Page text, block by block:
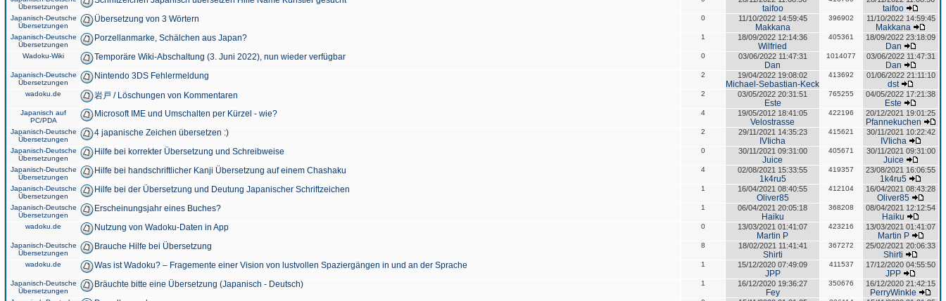
Übersetzungen
taifoo taifoo
Japanisch-Deutsche
Übersetzungen
Übersetzung von 3 Wörtern 0 11/10/2022 14:59:45
Makkana
396902 11/10/2022 14:59:45
Makkana
Japanisch-Deutsche
Übersetzungen
Porzellanmarke, Schälchen aus Japan? 1 18/09/2022 12:14:36
Wilfried
405361 18/09/2022 23:18:09
Dan
Wadoku-Wiki Temporäre Wiki-Abschaltung (3. Juni 2022), nun wieder verfügbar 0 03/06/2022 11:47:31
Dan
1014077 03/06/2022 11:47:31
Dan
Japanisch-Deutsche
Übersetzungen
Nintendo 3DS Fehlermeldung 2 19/04/2022 19:08:02
Michael-Sebastian-Keck
413692 01/06/2022 21:11:10
dst
wadoku.de 岩戸 / Löschungen von Kommentaren 2 03/05/2022 20:31:51
Este
765255 04/05/2022 17:21:38
Este
Japanisch auf
PC/PDA
Microsoft IME und Umschalten per Kürzel - wie? 4 19/05/2012 18:41:05
Velostrasse
422196 20/12/2021 19:01:25
Pfannekuchen
Japanisch-Deutsche
Übersetzungen
4 japanische Zeichen übersetzen :) 2 29/11/2021 14:35:23
IVIicha
415621 30/11/2021 10:22:42
IVIicha
Japanisch-Deutsche
Übersetzungen
Hilfe bei korrekter Übersetzung und Schreibweise 0 30/11/2021 09:31:00
Juice
405671 30/11/2021 09:31:00
Juice
Japanisch-Deutsche
Übersetzungen
Hilfe bei handschriftlicher Kanji Übersetzung auf einem Chashaku 4 02/08/2021 15:33:55
1k4ru5
419357 23/08/2021 16:06:55
1k4ru5
Japanisch-Deutsche
Übersetzungen
Hilfe bei der Übersetzung und Deutung Japanischer Schriftzeichen 1 16/04/2021 08:40:55
Oliver85
412104 16/04/2021 08:43:28
Oliver85
Japanisch-Deutsche
Übersetzungen
Erscheinungsjahr eines Buches? 1 06/04/2021 20:05:18
Haiku
368208 08/04/2021 12:12:54
Haiku
wadoku.de Nutzung von Wadoku-Daten in App 0 13/03/2021 01:41:07
Martin P
423216 13/03/2021 01:41:07
Martin P
Japanisch-Deutsche
Übersetzungen
Brauche Hilfe bei Übersetzung 8 18/02/2021 11:41:41
Shirti
367272 25/02/2021 20:06:33
Shirti
wadoku.de Was ist Wadoku? – Fragemente einer Vision von lustvollen Spaziergängen in und an der Sprache 1 15/12/2020 07:49:09
JPP
411537 17/12/2020 04:55:50
JPP
Japanisch-Deutsche
Übersetzungen
Bräuchte bitte eine Übersetzung (Japanisch - Deutsch) 1 16/12/2020 19:36:27
Fey
350676 16/12/2020 21:42:15
PerryWinkle